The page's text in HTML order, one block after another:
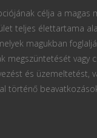
célja a magas
teljes élettartama
magukban
megszüntetését vagy
és üzemeltetést,
történő